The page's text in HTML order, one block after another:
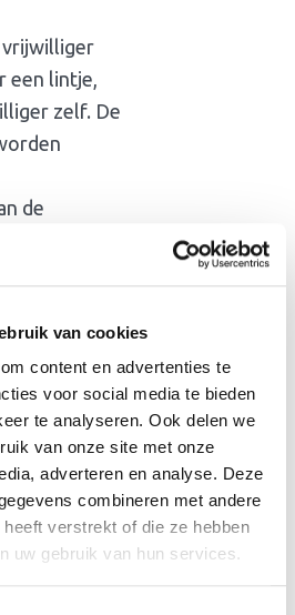
van cookies
content en advertenties te
voor social media te bieden
te analyseren. Ook delen we
van onze site met onze
adverteren en analyse. Deze
combineren met andere
verstrekt of die ze hebben
uw gebruik van hun services.
vrijwilliger
een lintje,
zelf. De
de
de
bevatten:
de
van de